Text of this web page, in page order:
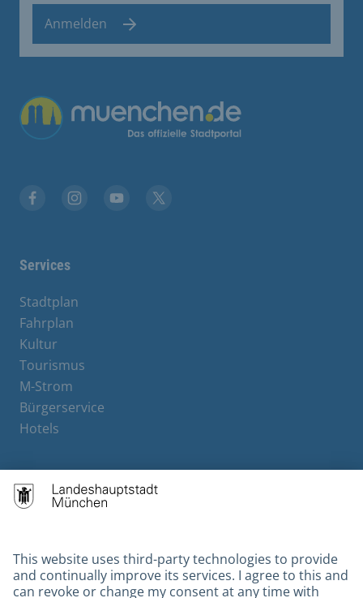
Anmelden
Übergreifende Links
Services
Stadtplan
Fahrplan
Kultur
Tourismus
M-Strom
Bürgerservice
Hotels
Contact
Gebärdensprache
Datenschutz